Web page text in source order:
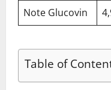
Note Glucovin
Table of